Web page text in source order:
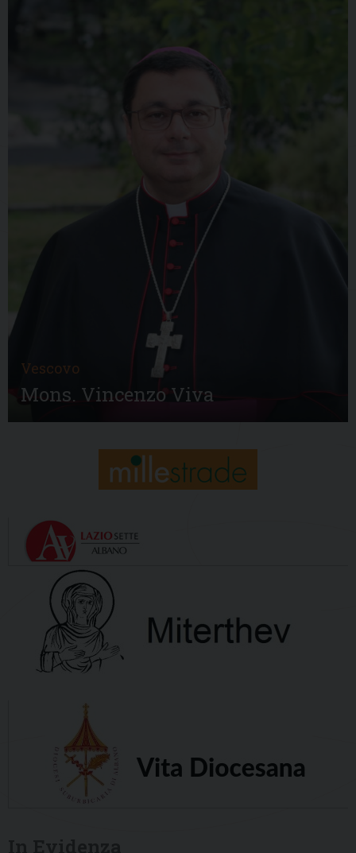
Vescovo
Mons. Vincenzo Viva